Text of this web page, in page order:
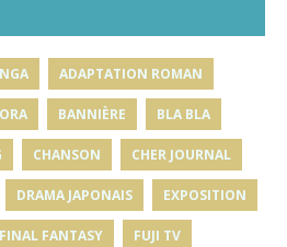
ADAPTATION ROMAN
BANNIÈRE BLA BLA
CHANSON CHER JOURNAL
DRAMA JAPONAIS EXPOSITION
FINAL FANTASY FUJI TV